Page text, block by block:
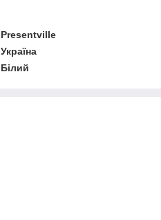
Presentville
Україна
Білий